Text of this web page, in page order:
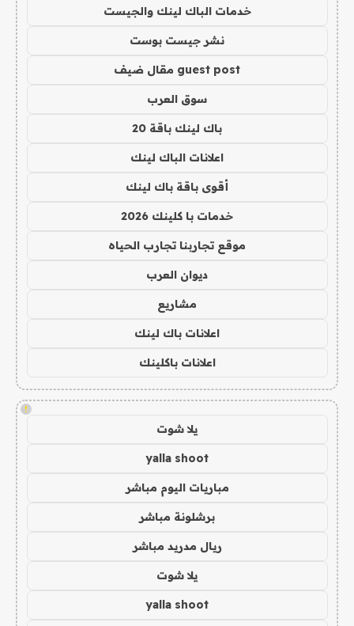
خدمات الباك لينك والجيست
نشر جيست بوست
guest post مقال ضيف
سوق العرب
باك لينك باقة 20
اعلانات الباك لينك
أقوى باقة باك لينك
خدمات با كلينك 2026
موقع تجاربنا تجارب الحياه
ديوان العرب
مشاريع
اعلانات باك لينك
اعلانات باكلينك
!
يلا شوت
yalla shoot
مباريات اليوم مباشر
برشلونة مباشر
ريال مدريد مباشر
يلا شوت
yalla shoot